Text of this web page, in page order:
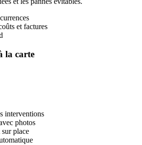
et factures
la carte
interventions
photos
place